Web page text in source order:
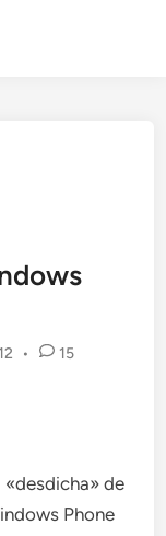
• 15
«desdicha» de
Phone